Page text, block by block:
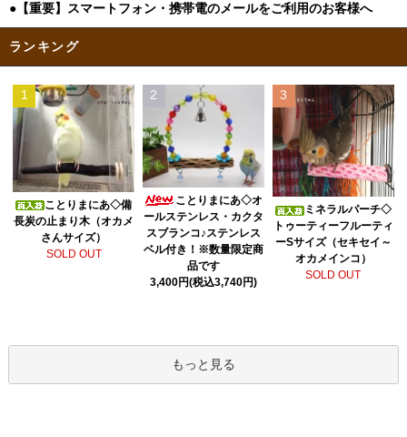
●【重要】スマートフォン・携帯電のメールをご利用のお客様へ
ランキング
1
ことりまにあ◇備
長炭の止まり木（オカメ
さんサイズ）
SOLD OUT
2
ことりまにあ◇オ
ールステンレス・カクタ
スブランコ♪ステンレス
ベル付き！※数量限定商
品です
3,400円(税込3,740円)
3
ミネラルパーチ◇
トゥーティーフルーティ
ーSサイズ（セキセイ～
オカメインコ）
SOLD OUT
もっと見る